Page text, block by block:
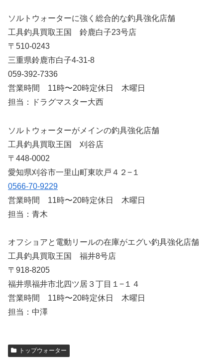
ソルトウォーターに強く総合的な釣具強化店舗
工具釣具買取王国 鈴鹿白子23号店
〒510-0243
三重県鈴鹿市白子4-31-8
059-392-7336
営業時間 11時〜20時定休日 木曜日
担当：ドラグマスター大西
ソルトウォーターがメインの釣具強化店舗
工具釣具買取王国 刈谷店
〒448-0002
愛知県刈谷市一里山町東吹戸４２−１
0566-70-9229
営業時間 11時〜20時定休日 木曜日
担当：青木
オフショアと電動リールの在庫がエグい釣具強化店舗
工具釣具買取王国 福井8号店
〒918-8205
福井県福井市北四ツ居３丁目１−１４
営業時間 11時〜20時定休日 木曜日
担当：中澤
トップウォーター